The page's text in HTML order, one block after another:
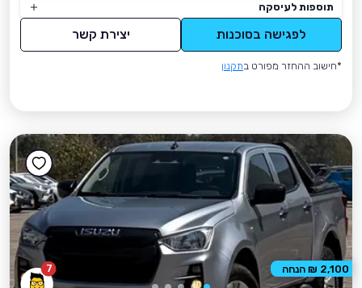
תוספות לעיסקה
לפגישה בסוכנות יצירת קשר
*חישוב ההחזר מפורט בתקנון
7 2,100 ₪ הנחה